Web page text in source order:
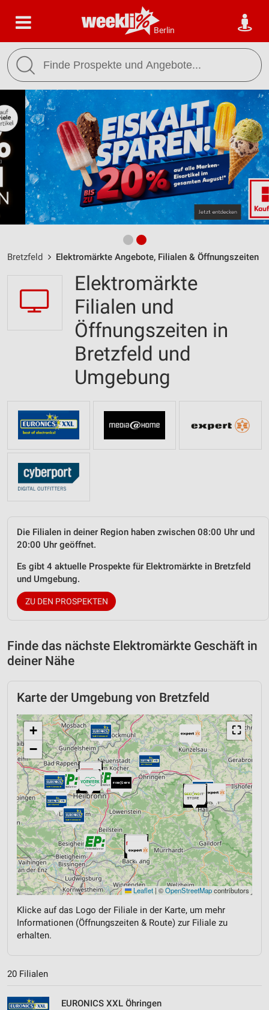
Berlin
Bretzfeld Elektromärkte Angebote, Filialen & Öffnungszeiten
Elektromärkte
Filialen und
Öffnungszeiten in
Bretzfeld und
Umgebung
Die Filialen in deiner Region haben zwischen 08:00 Uhr und
20:00 Uhr geöffnet.
Es gibt 4 aktuelle Prospekte für Elektromärkte in Bretzfeld
und Umgebung.
ZU DEN PROSPEKTEN
Finde das nächste Elektromärkte Geschäft in
deiner Nähe
Karte der Umgebung von Bretzfeld
⛶
+
−
Leaflet | ©OpenStreetMapcontributors
Klicke auf das Logo der Filiale in der Karte, um mehr
Informationen (Öffnungszeiten & Route) zur Filiale zu
erhalten.
20 Filialen
EURONICS XXL Öhringen